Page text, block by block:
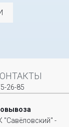
26-85
"Савёловский" -